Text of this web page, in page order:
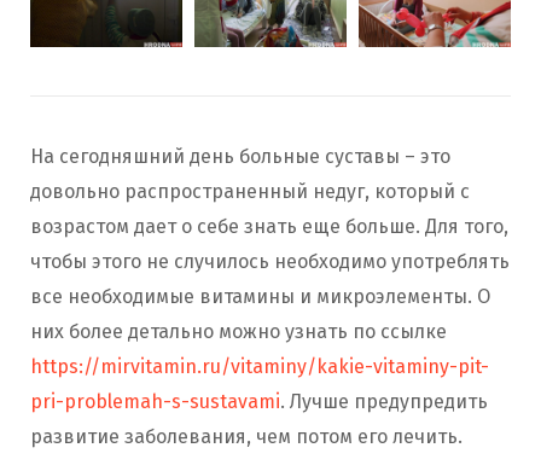
На сегодняшний день больные суставы – это
довольно распространенный недуг, который с
возрастом дает о себе знать еще больше. Для того,
чтобы этого не случилось необходимо употреблять
все необходимые витамины и микроэлементы. О
них более детально можно узнать по ссылке
https://mirvitamin.ru/vitaminy/kakie-vitaminy-pit-
pri-problemah-s-sustavami. Лучше предупредить
развитие заболевания, чем потом его лечить.